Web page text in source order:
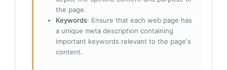
the page.
Keywords: Ensure that each web page has
a unique meta description containing
important keywords relevant to the page's
content.